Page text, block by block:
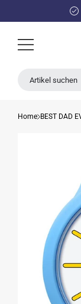
INHALT
Artikel suchen
Home BEST DAD